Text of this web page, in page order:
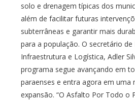
solo e drenagem típicas dos
além de facilitar futuras
subterrâneas e garantir mais
para a população. O secretário de
Infraestrutura e Logística, Adler
programa segue avançando em
paraenses e entra agora em uma
expansão. “O Asfalto Por Todo o